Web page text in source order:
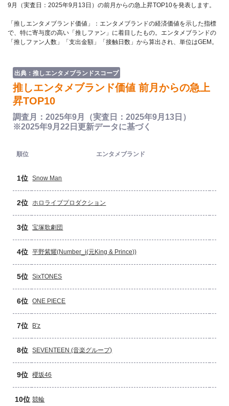
9月（実査日：2025年9月13日）の前月からの急上昇TOP10を発表します。
「推しエンタメブランド価値」：エンタメブランドの経済価値を示した指標
で、特に寄与度の高い「推しファン」に着目したもの。エンタメブランドの
「推しファン人数」「支出金額」「接触日数」から算出され、単位はGEM。
出典：推しエンタメブランドスコープ
推しエンタメブランド価値 前月からの急上
昇TOP10
調査月：2025年9月（実査日：2025年9月13日）
※2025年9月22日更新データに基づく
順位 エンタメブランド
1位 Snow Man
2位 ホロライブプロダクション
3位 宝塚歌劇団
4位 平野紫耀(Number_i(元King & Prince))
5位 SixTONES
6位 ONE PIECE
7位 B'z
8位 SEVENTEEN (音楽グループ)
9位 櫻坂46
10位 競輪